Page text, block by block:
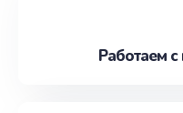
Работаем